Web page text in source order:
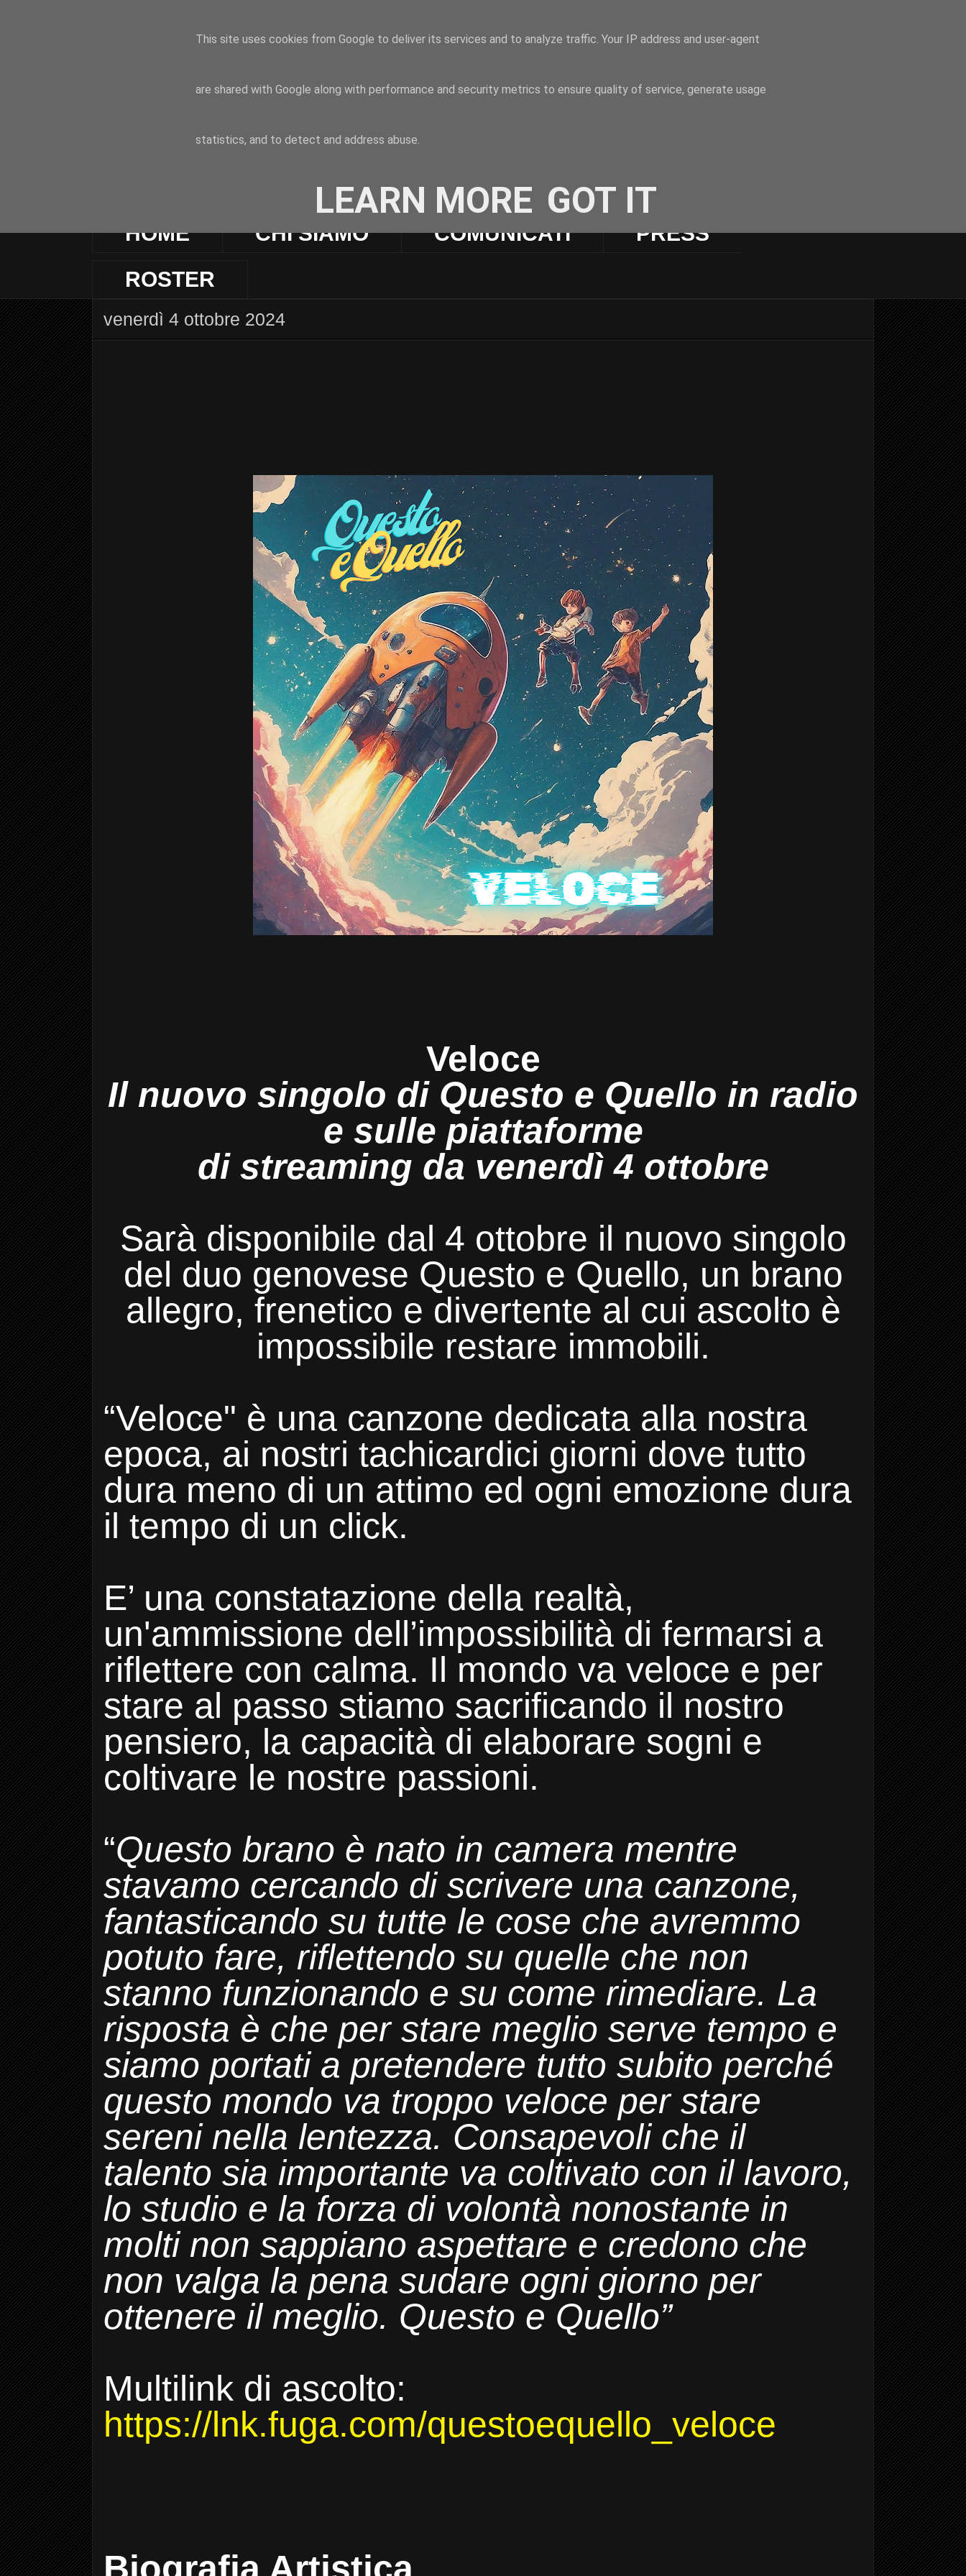
HOME CHI SIAMO COMUNICATI
PRESS
ROSTER
venerdì 4 ottobre 2024
Veloce
Il nuovo singolo di Questo e Quello in radio
e sulle piattaforme
di streaming da venerdì 4 ottobre
Sarà disponibile dal 4 ottobre il nuovo singolo
del duo genovese Questo e Quello, un brano
allegro, frenetico e divertente al cui ascolto è
impossibile restare immobili.
“Veloce" è una canzone dedicata alla nostra
epoca, ai nostri tachicardici giorni dove tutto
dura meno di un attimo ed ogni emozione dura
il tempo di un click.
E’ una constatazione della realtà,
un'ammissione dell’impossibilità di fermarsi a
riflettere con calma. Il mondo va veloce e per
stare al passo stiamo sacrificando il nostro
pensiero, la capacità di elaborare sogni e
coltivare le nostre passioni.
“Questo brano è nato in camera mentre
stavamo cercando di scrivere una canzone,
fantasticando su tutte le cose che avremmo
potuto fare, riflettendo su quelle che non
stanno funzionando e su come rimediare. La
risposta è che per stare meglio serve tempo e
siamo portati a pretendere tutto subito perché
questo mondo va troppo veloce per stare
sereni nella lentezza. Consapevoli che il
talento sia importante va coltivato con il lavoro,
lo studio e la forza di volontà nonostante in
molti non sappiano aspettare e credono che
non valga la pena sudare ogni giorno per
ottenere il meglio. Questo e Quello”
Multilink di ascolto:
https://lnk.fuga.com/questoequello_veloce
This site uses cookies from Google to deliver its services and to analyze traffic. Your IP address and user-agent
are shared with Google along with performance and security metrics to ensure quality of service, generate usage
statistics, and to detect and address abuse.
LEARN MORE GOT IT